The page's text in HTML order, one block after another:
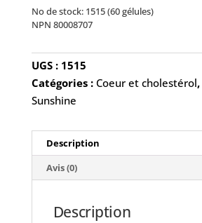
No de stock: 1515 (60 gélules)
NPN 80008707
UGS : 1515
Catégories : Coeur et cholestérol,
Sunshine
Description
Avis (0)
Description